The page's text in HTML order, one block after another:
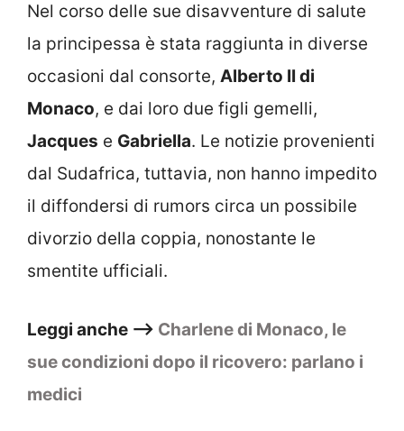
Nel corso delle sue disavventure di salute
la principessa è stata raggiunta in diverse
occasioni dal consorte, Alberto II di
Monaco, e dai loro due figli gemelli,
Jacques e Gabriella. Le notizie provenienti
dal Sudafrica, tuttavia, non hanno impedito
il diffondersi di rumors circa un possibile
divorzio della coppia, nonostante le
smentite ufficiali.
Leggi anche –> Charlene di Monaco, le
sue condizioni dopo il ricovero: parlano i
medici